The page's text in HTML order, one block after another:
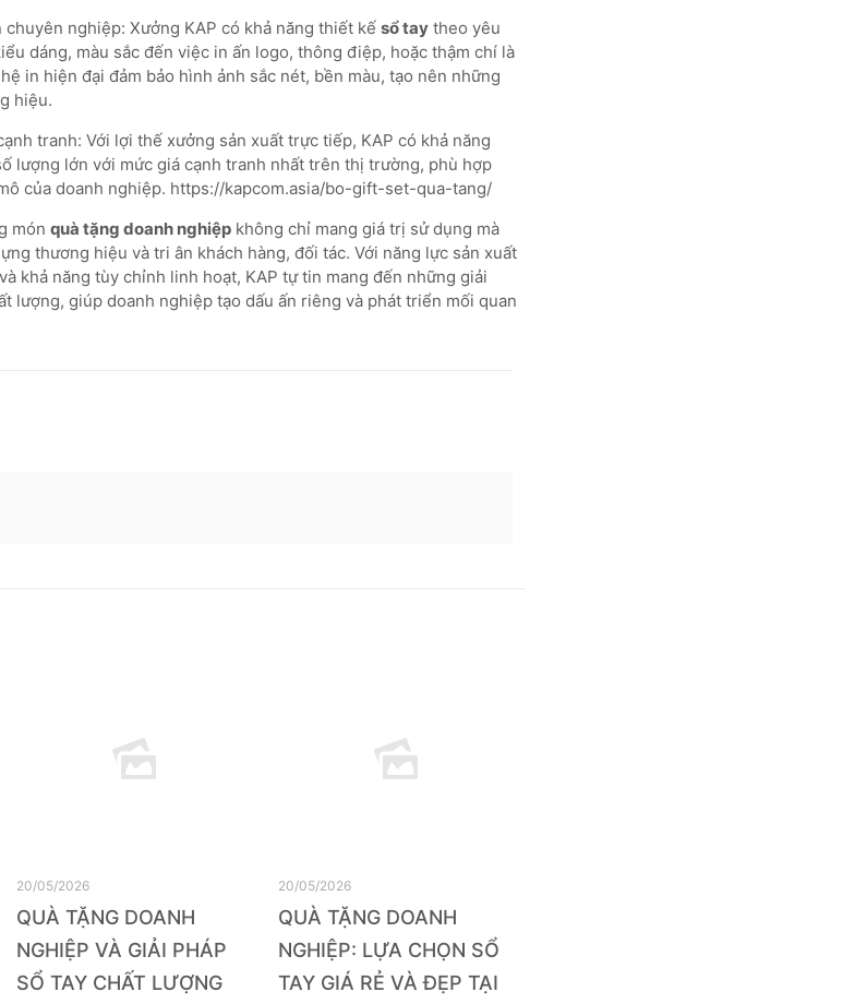
nghiệp: Xưởng KAP có khả năng thiết kế sổ taytheo yêu
dáng, màu sắc đến việc in ấn logo, thông điệp, hoặc thậm chí là
in hiện đại đảm bảo hình ảnh sắc nét, bền màu, tạo nên những
hiệu.
tranh: Với lợi thế xưởng sản xuất trực tiếp, KAP có khả năng
lượng lớn với mức giá cạnh tranh nhất trên thị trường, phù hợp
của doanh nghiệp. https://kapcom.asia/bo-gift-set-qua-tang/
món quà tặng doanh nghiệpkhông chỉ mang giá trị sử dụng mà
thương hiệu và tri ân khách hàng, đối tác. Với năng lực sản xuất
khả năng tùy chỉnh linh hoạt, KAP tự tin mang đến những giải
lượng, giúp doanh nghiệp tạo dấu ấn riêng và phát triển mối quan
20/05/2026
QUÀ TẶNG DOANH
NGHIỆP VÀ GIẢI PHÁP
SỔ TAY CHẤT LƯỢNG
20/05/2026
QUÀ TẶNG DOANH
NGHIỆP: LỰA CHỌN SỔ
TAY GIÁ RẺ VÀ ĐẸP TẠI